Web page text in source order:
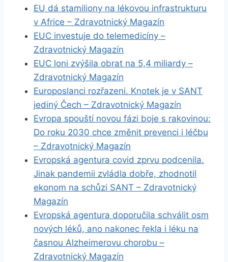
EU dá stamiliony na lékovou infrastrukturu
v Africe – Zdravotnický Magazín
EUC investuje do telemedicíny –
Zdravotnický Magazín
EUC loni zvýšila obrat na 5,4 miliardy –
Zdravotnický Magazín
Europoslanci rozřazeni. Knotek je v SANT
jediný Čech – Zdravotnický Magazín
Evropa spouští novou fázi boje s rakovinou:
Do roku 2030 chce změnit prevenci i léčbu
– Zdravotnický Magazín
Evropská agentura covid zprvu podcenila.
Jinak pandemii zvládla dobře, zhodnotil
ekonom na schůzi SANT – Zdravotnický
Magazín
Evropská agentura doporučila schválit osm
nových léků, ano nakonec řekla i léku na
časnou Alzheimerovu chorobu –
Zdravotnický Magazín